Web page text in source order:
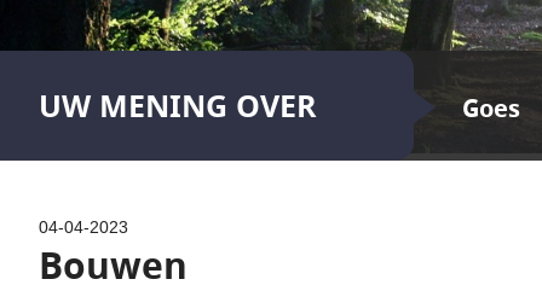
UW MENING OVER Goes
04-04-2023
Bouwen